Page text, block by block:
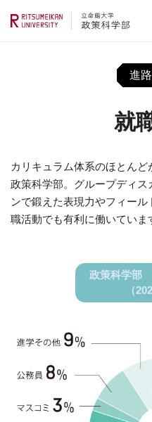
進
就
カリキュラム体系のほとん
政策科学部。グループディス
ンで鍛えた表現力やフィー
職活動でも有利に働いていま
政策科学部
（